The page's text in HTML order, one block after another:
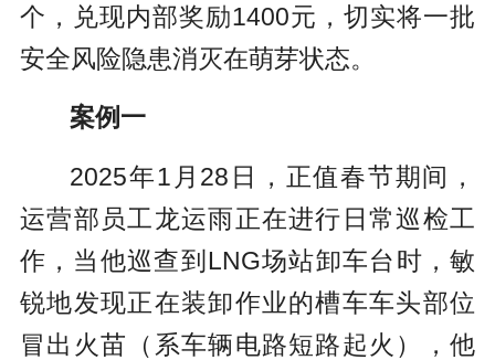
个，兑现内部奖励1400元，切实将一批
安全风险隐患消灭在萌芽状态。
案例一
2025年1月28日，正值春节期间，
运营部员工龙运雨正在进行日常巡检工
作，当他巡查到LNG场站卸车台时，敏
锐地发现正在装卸作业的槽车车头部位
冒出火苗（系车辆电路短路起火），他